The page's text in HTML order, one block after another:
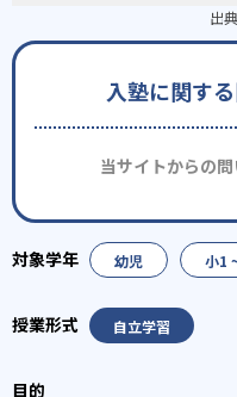
出
入塾に関す
当サイトからの
幼児 小1
自立学習